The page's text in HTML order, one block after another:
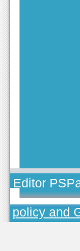
Editor
policy and